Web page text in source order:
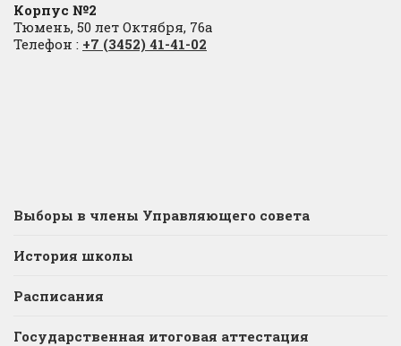
Корпус №2
Тюмень, 50 лет Октября, 76а
Телефон : +7 (3452) 41-41-02
Выборы в члены Управляющего совета
История школы
Расписания
Государственная итоговая аттестация